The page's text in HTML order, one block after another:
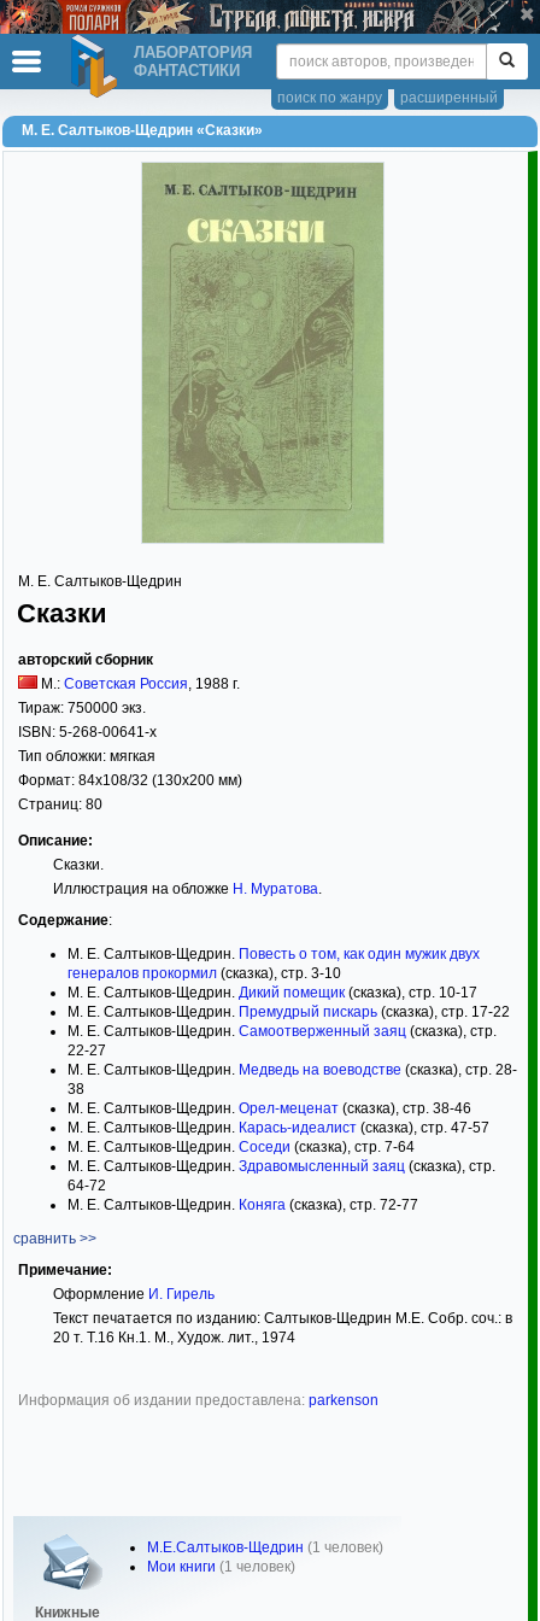
ЛАБОРАТОРИЯ
ФАНТАСТИКИ
расширенный
поиск по жанру
М. Е. Салтыков-Щедрин «Сказки»
М. Е. Салтыков-Щедрин
Сказки
авторский сборник
М.: Советская Россия, 1988 г.
Тираж: 750000 экз.
ISBN: 5-268-00641-х
Тип обложки: мягкая
Формат: 84x108/32 (130x200 мм)
Страниц: 80
Описание:
Сказки.
Иллюстрация на обложке Н. Муратова.
Содержание:
М. Е. Салтыков-Щедрин. Повесть о том, как один мужик двух
генералов прокормил (сказка), стр. 3-10
М. Е. Салтыков-Щедрин. Дикий помещик (сказка), стр. 10-17
М. Е. Салтыков-Щедрин. Премудрый пискарь (сказка), стр. 17-22
М. Е. Салтыков-Щедрин. Самоотверженный заяц (сказка), стр.
22-27
М. Е. Салтыков-Щедрин. Медведь на воеводстве (сказка), стр. 28-
38
М. Е. Салтыков-Щедрин. Орел-меценат (сказка), стр. 38-46
М. Е. Салтыков-Щедрин. Карась-идеалист (сказка), стр. 47-57
М. Е. Салтыков-Щедрин. Соседи (сказка), стр. 7-64
М. Е. Салтыков-Щедрин. Здравомысленный заяц (сказка), стр.
64-72
М. Е. Салтыков-Щедрин. Коняга (сказка), стр. 72-77
сравнить >>
Примечание:
Оформление И. Гирель
Текст печатается по изданию: Салтыков-Щедрин М.Е. Собр. соч.: в
20 т. Т.16 Кн.1. М., Худож. лит., 1974
Информация об издании предоставлена: parkenson
Книжные
М.Е.Салтыков-Щедрин (1 человек)
Мои книги (1 человек)